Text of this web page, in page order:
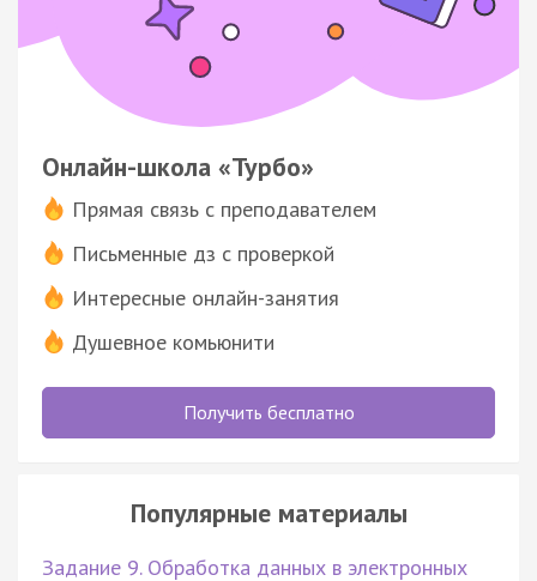
Онлайн-школа «Турбо»
Прямая связь с преподавателем
Письменные дз с проверкой
Интересные онлайн-занятия
Душевное комьюнити
Получить бесплатно
Популярные материалы
Задание 9. Обработка данных в электронных